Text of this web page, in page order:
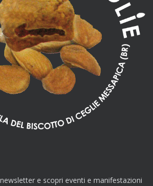
e scopri eventi e manifestazioni